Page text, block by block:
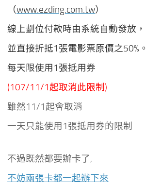
（www.ezding.com.tw）
線上劃位付款時由系統自動發放，
並直接折抵1張電影票原價之50%。
每天限使用1張抵用券
(107/11/1起取消此限制)
雖然11/1起會取消
一天只能使用1張抵用券的限制
不過既然都要辦卡了,
不妨兩張卡都一起辦下來